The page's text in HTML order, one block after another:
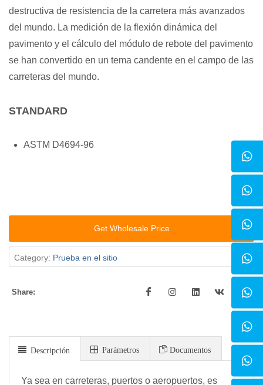
destructiva de resistencia de la carretera más avanzados
del mundo. La medición de la flexión dinámica del
pavimento y el cálculo del módulo de rebote del pavimento
se han convertido en un tema candente en el campo de las
carreteras del mundo.
STANDARD
ASTM D4694-96
Get Wholesale Price
Category: Prueba en el sitio
Share:
Descripción Parámetros Documentos
Ya sea en carreteras, puertos o aeropuertos, es